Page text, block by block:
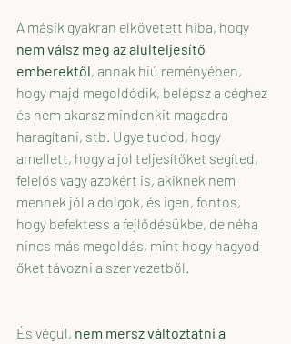
A másik gyakran elkövetett hiba, hogy
nem válsz meg az alulteljesítő
emberektől, annak hiú reményében,
hogy majd megoldódik, belépsz a céghez
és nem akarsz mindenkit magadra
haragítani, stb. Ugye tudod, hogy
amellett, hogy a jól teljesítőket segíted,
felelős vagy azokért is, akiknek nem
mennek jól a dolgok, és igen, fontos,
hogy befektess a fejlődésükbe, de néha
nincs más megoldás, mint hogy hagyod
őket távozni a szervezetből.
És végül, nem mersz változtatni a